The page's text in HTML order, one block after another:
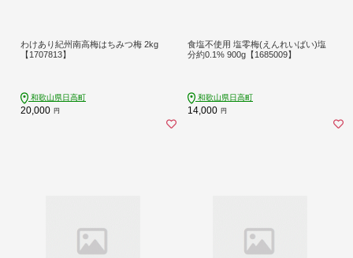
わけあり紀州南高梅はちみつ梅 2kg
【1707813】
和歌山県日高町
20,000 円
食塩不使用 塩零梅(えんれいばい)塩
分約0.1% 900g【1685009】
和歌山県日高町
14,000 円